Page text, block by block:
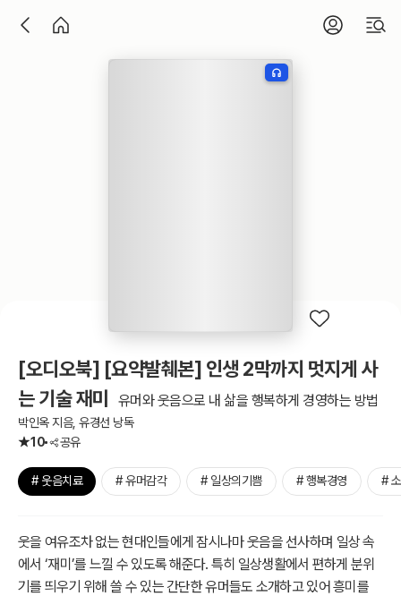
[오디오북] [요약발췌본] 인생 2막까지 멋지게 사
는 기술 재미
유머와 웃음으로 내 삶을 행복하게 경영하는 방법
박인옥 지음, 유경선 낭독
10
공유
# 웃음치료 # 유머감각 # 일상의기쁨 # 행복경영 #
웃을 여유조차 없는 현대인들에게 잠시나마 웃음을 선사하며 일상 속
에서 ‘재미’를 느낄 수 있도록 해준다. 특히 일상생활에서 편하게 분위
기를 띄우기 위해 쓸 수 있는 간단한 유머들도 소개하고 있어 흥미를